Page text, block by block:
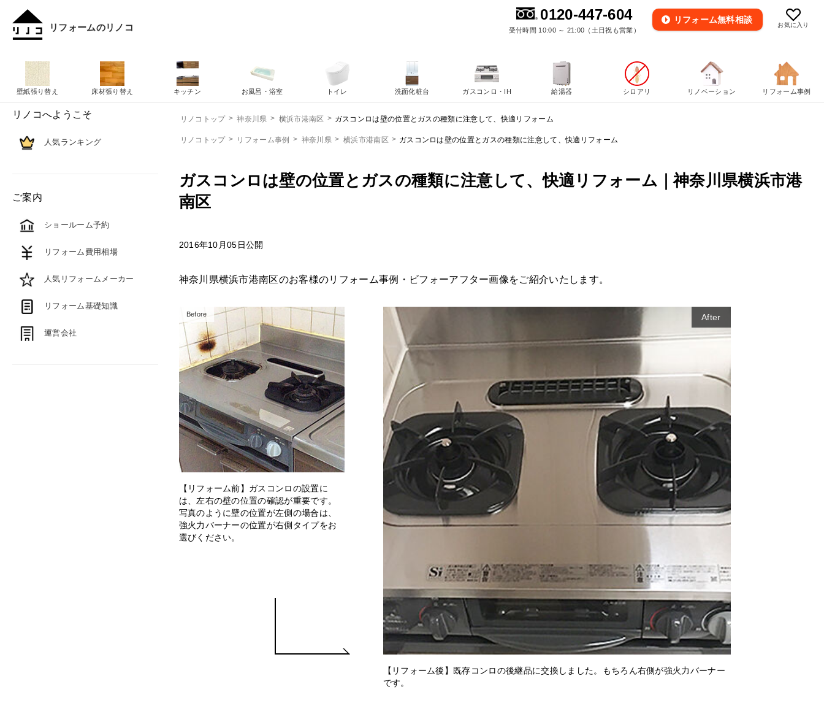
リフォームのリノコ お気に入り
0120-447-604
受付時間 10:00 ～ 21:00（土日祝も営業）
リフォーム無料相談
リノコトップ 神奈川県 横浜市港南区 ガスコンロは壁の位置とガスの種類に注意して、快適リフォーム
リノコトップ リフォーム事例 神奈川県 横浜市港南区 ガスコンロは壁の位置とガスの種類に注意して、快適リフォーム
ガスコンロは壁の位置とガスの種類に注意して、快適リフォーム｜神奈川県横浜市港
南区
2016年10月05日公開
神奈川県横浜市港南区のお客様のリフォーム事例・ビフォーアフター画像をご紹介いたします。
Before
【リフォーム前】ガスコンロの設置に
は、左右の壁の位置の確認が重要です。
写真のように壁の位置が左側の場合は、
強火力バーナーの位置が右側タイプをお
選びください。
After
【リフォーム後】既存コンロの後継品に交換しました。もちろん右側が強火力バーナー
です。
壁紙張り替え 床材張り替え キッチン お風呂・浴室 トイレ 洗面化粧台 ガスコンロ・IH 給湯器 シロアリ リノベーション リフォーム事例
リノコへようこそ
人気ランキング
ご案内
ショールーム予約
リフォーム費用相場
人気リフォームメーカー
リフォーム基礎知識
運営会社